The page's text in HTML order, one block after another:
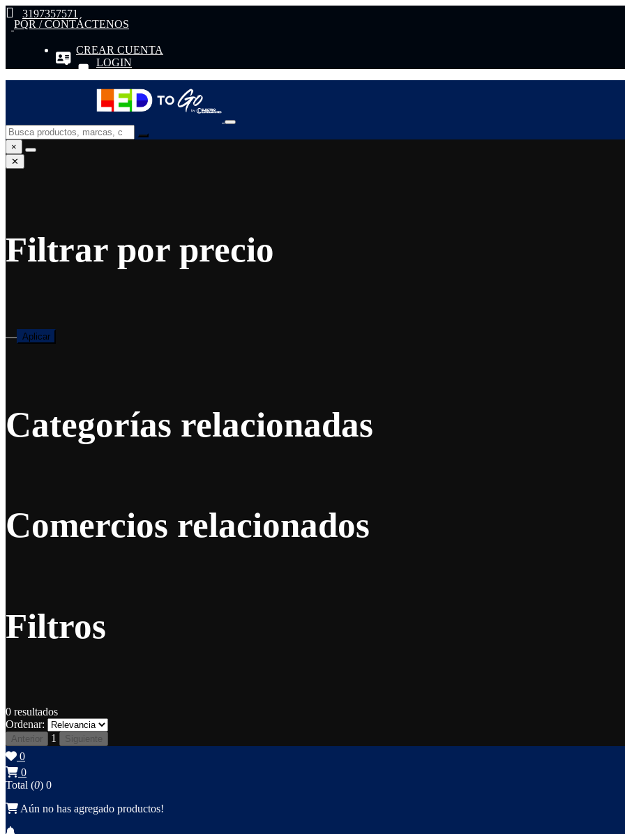
3197357571
PQR / CONTÁCTENOS
CREAR CUENTA
LOGIN
×
✕
Filtrar por precio
— Aplicar
Categorías relacionadas
Comercios relacionados
Filtros
0 resultados
Ordenar:
Anterior 1 Siguiente
0
0
Total (0) 0
Aún no has agregado productos!